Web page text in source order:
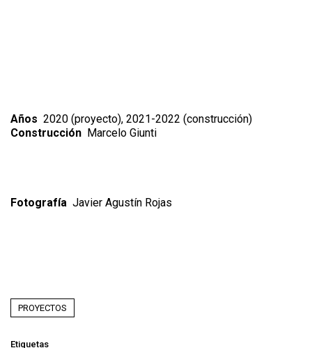
Años 2020 (proyecto), 2021-2022 (construcción)
Construcción Marcelo Giunti
Fotografía Javier Agustín Rojas
PROYECTOS
Etiquetas